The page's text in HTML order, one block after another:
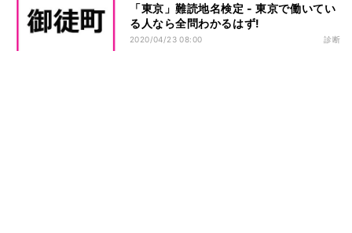
「東京」難読地名検定 - 東京で働いてい
る人なら全問わかるはず!
2020/04/23 08:00 診断